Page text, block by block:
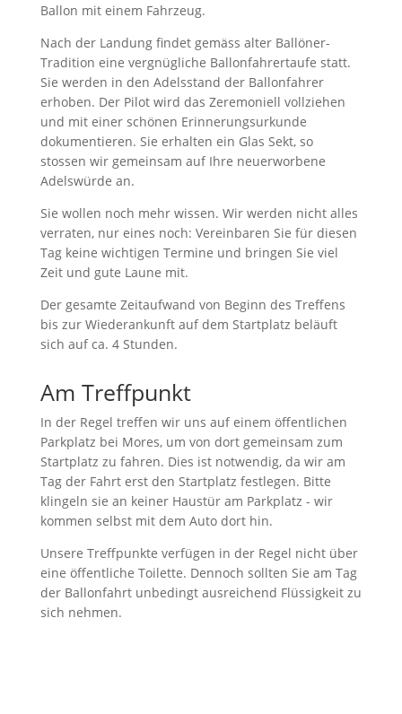
Ballon mit einem Fahrzeug.
Nach der Landung findet gemäss alter Ballöner-
Tradition eine vergnügliche Ballonfahrertaufe statt.
Sie werden in den Adelsstand der Ballonfahrer
erhoben. Der Pilot wird das Zeremoniell vollziehen
und mit einer schönen Erinnerungsurkunde
dokumentieren. Sie erhalten ein Glas Sekt, so
stossen wir gemeinsam auf Ihre neuerworbene
Adelswürde an.
Sie wollen noch mehr wissen. Wir werden nicht alles
verraten, nur eines noch: Vereinbaren Sie für diesen
Tag keine wichtigen Termine und bringen Sie viel
Zeit und gute Laune mit.
Der gesamte Zeitaufwand von Beginn des Treffens
bis zur Wiederankunft auf dem Startplatz beläuft
sich auf ca. 4 Stunden.
Am Treffpunkt
In der Regel treffen wir uns auf einem öffentlichen
Parkplatz bei Mores, um von dort gemeinsam zum
Startplatz zu fahren. Dies ist notwendig, da wir am
Tag der Fahrt erst den Startplatz festlegen. Bitte
klingeln sie an keiner Haustür am Parkplatz - wir
kommen selbst mit dem Auto dort hin.
Unsere Treffpunkte verfügen in der Regel nicht über
eine öffentliche Toilette. Dennoch sollten Sie am Tag
der Ballonfahrt unbedingt ausreichend Flüssigkeit zu
sich nehmen.